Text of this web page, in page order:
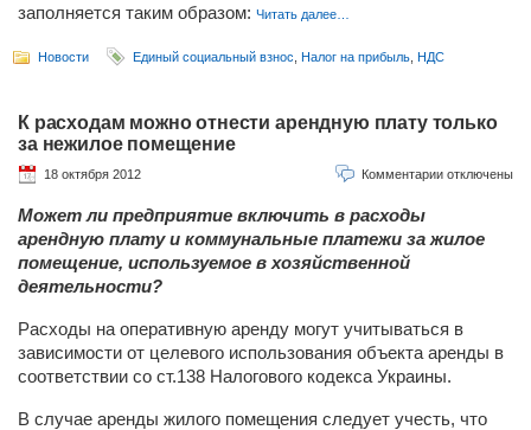
заполняется таким образом: Читать далее…
Новости Единый социальный взнос Налог на прибыль НДС
К расходам можно отнести арендную плату только
за нежилое помещение
18 октября 2012 Комментарии отключены
Может ли предприятие включить в расходы
арендную плату и коммунальные платежи за жилое
помещение, используемое в хозяйственной
деятельности?
Расходы на оперативную аренду могут учитываться в
зависимости от целевого использования объекта аренды в
соответствии со ст.138 Налогового кодекса Украины.
В случае аренды жилого помещения следует учесть, что